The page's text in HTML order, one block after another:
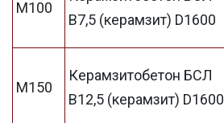
М100
В7,5 (керамзит) D1600
М150
Керамзитобетон БСЛ
В12,5 (керамзит) D1600